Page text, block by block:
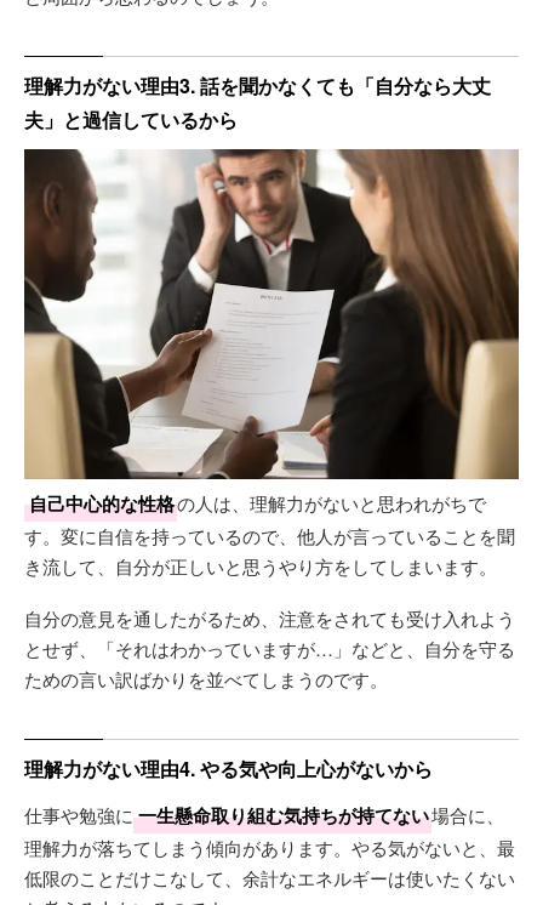
理解力がない理由3. 話を聞かなくても「自分なら大丈
夫」と過信しているから
自己中心的な性格の人は、理解力がないと思われがちで
す。変に自信を持っているので、他人が言っていることを聞
き流して、自分が正しいと思うやり方をしてしまいます。
自分の意見を通したがるため、注意をされても受け入れよう
とせず、「それはわかっていますが…」などと、自分を守る
ための言い訳ばかりを並べてしまうのです。
理解力がない理由4. やる気や向上心がないから
仕事や勉強に 一生懸命取り組む気持ちが持てない場合に、
理解力が落ちてしまう傾向があります。やる気がないと、最
低限のことだけこなして、余計なエネルギーは使いたくない